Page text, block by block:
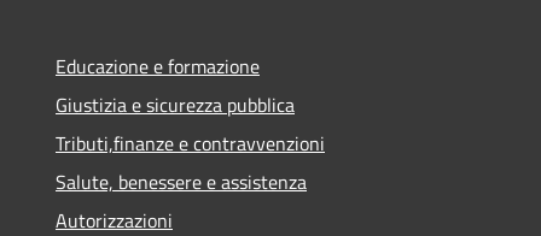
Educazione e formazione
Giustizia e sicurezza pubblica
Tributi,finanze e contravvenzioni
Salute, benessere e assistenza
Autorizzazioni